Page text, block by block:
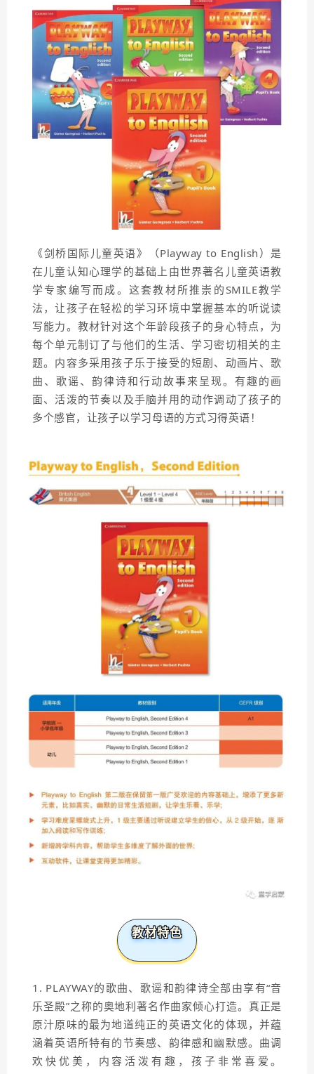
《剑桥国际儿童英语》（Playway to English）是
在儿童认知心理学的基础上由世界著名儿童英语教
学专家编写而成。这套教材所推崇的SMILE教学
法，让孩子在轻松的学习环境中掌握基本的听说读
写能力。教材针对这个年龄段孩子的身心特点，为
每个单元制订了与他们的生活、学习密切相关的主
题。内容多采用孩子乐于接受的短剧、动画片、歌
曲、歌谣、韵律诗和行动故事来呈现。有趣的画
面、活泼的节奏以及手脑并用的动作调动了孩子的
多个感官，让孩子以学习母语的方式习得英语！
教材特色
1. PLAYWAY的歌曲、歌谣和韵律诗全部由享有“音
乐圣殿”之称的奥地利著名作曲家倾心打造。真正是
原汁原味的最为地道纯正的英语文化的体现，并蕴
涵着英语所特有的节奏感、韵律感和幽默感。曲调
欢快优美，内容活泼有趣，孩子非常喜爱。